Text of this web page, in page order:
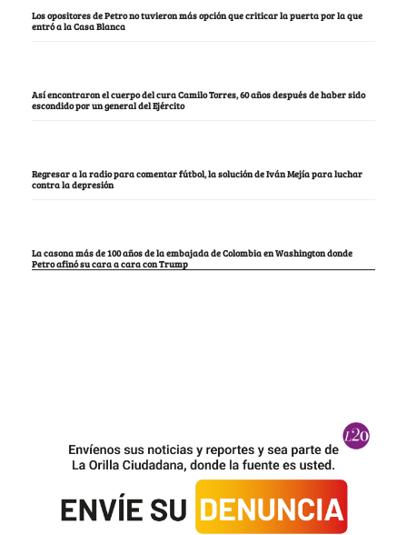
Los opositores de Petro no tuvieron más opción que criticar la puerta por la que
entró a la Casa Blanca
Así encontraron el cuerpo del cura Camilo Torres, 60 años después de haber sido
escondido por un general del Ejército
Regresar a la radio para comentar fútbol, la solución de Iván Mejía para luchar
contra la depresión
La casona más de 100 años de la embajada de Colombia en Washington donde
Petro afinó su cara a cara con Trump